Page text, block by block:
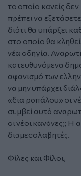
το οποίο κανείς
πρέπει να
διότι θα υπάρξει
στο οποίο θα
νέα οδηγία.
κατευθυνόμενα
αφανισμό των
να μην υπάρχει
«δια ροπάλου» οι
συμβεί αυτό
οι νέοι κανόνες;; Η
διαμεσολαβητές.
Φίλες και Φίλοι,